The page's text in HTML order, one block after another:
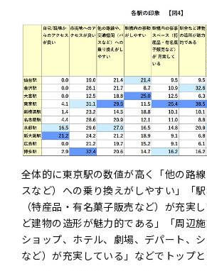
全体的に東京駅の数値が高く「他の路
スなど）への乗り換えがしやすい」「
（特産品・有名菓子販売など）が充実
ど建物の造形が魅力的である」「周辺
ショップ、ホテル、劇場、デパート、
など）が充実している」などでトップと